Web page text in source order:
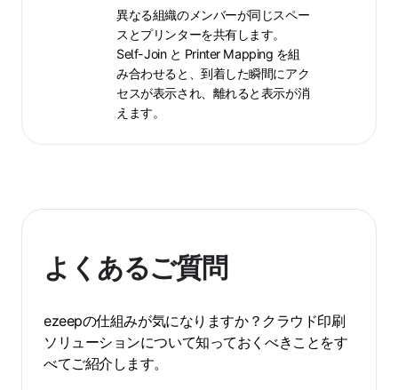
異なる組織のメンバーが同じスペー
スとプリンターを共有します。
Self-Join と Printer Mapping を組
み合わせると、到着した瞬間にアク
セスが表示され、離れると表示が消
えます。
ス
よくあるご質問
ezeepの仕組みが気になりますか？クラウド印刷
ソリューションについて知っておくべきことをす
べてご紹介します。